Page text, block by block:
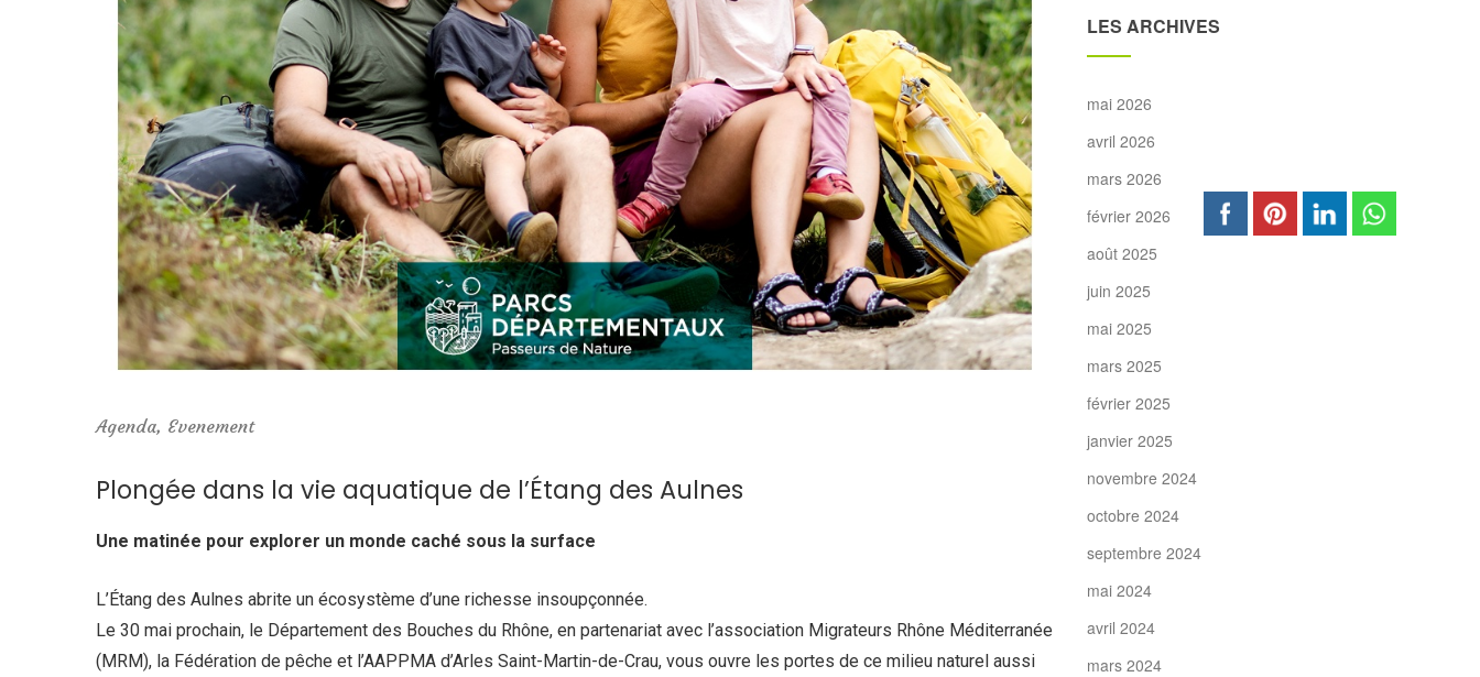
Agenda, Evenement
Plongée dans la vie aquatique de l’Étang des Aulnes
Une matinée pour explorer un monde caché sous la surface
L’Étang des Aulnes abrite un écosystème d’une richesse insoupçonnée.
Le 30 mai prochain, le Département des Bouches du Rhône, en partenariat avec l’association Migrateurs Rhône Méditerranée
(MRM), la Fédération de pêche et l’AAPPMA d’Arles Saint-Martin-de-Crau, vous ouvre les portes de ce milieu naturel aussi
LES ARCHIVES
mai 2026
avril 2026
mars 2026
février 2026
août 2025
juin 2025
mai 2025
mars 2025
février 2025
janvier 2025
novembre 2024
octobre 2024
septembre 2024
mai 2024
avril 2024
mars 2024